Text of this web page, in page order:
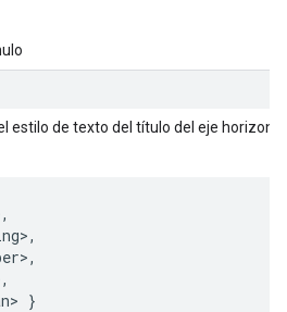
estilo de texto del título del eje
}